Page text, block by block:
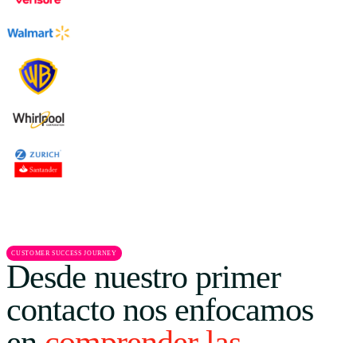
CUSTOMER SUCCESS JOURNEY
Desde nuestro primer
contacto nos enfocamos